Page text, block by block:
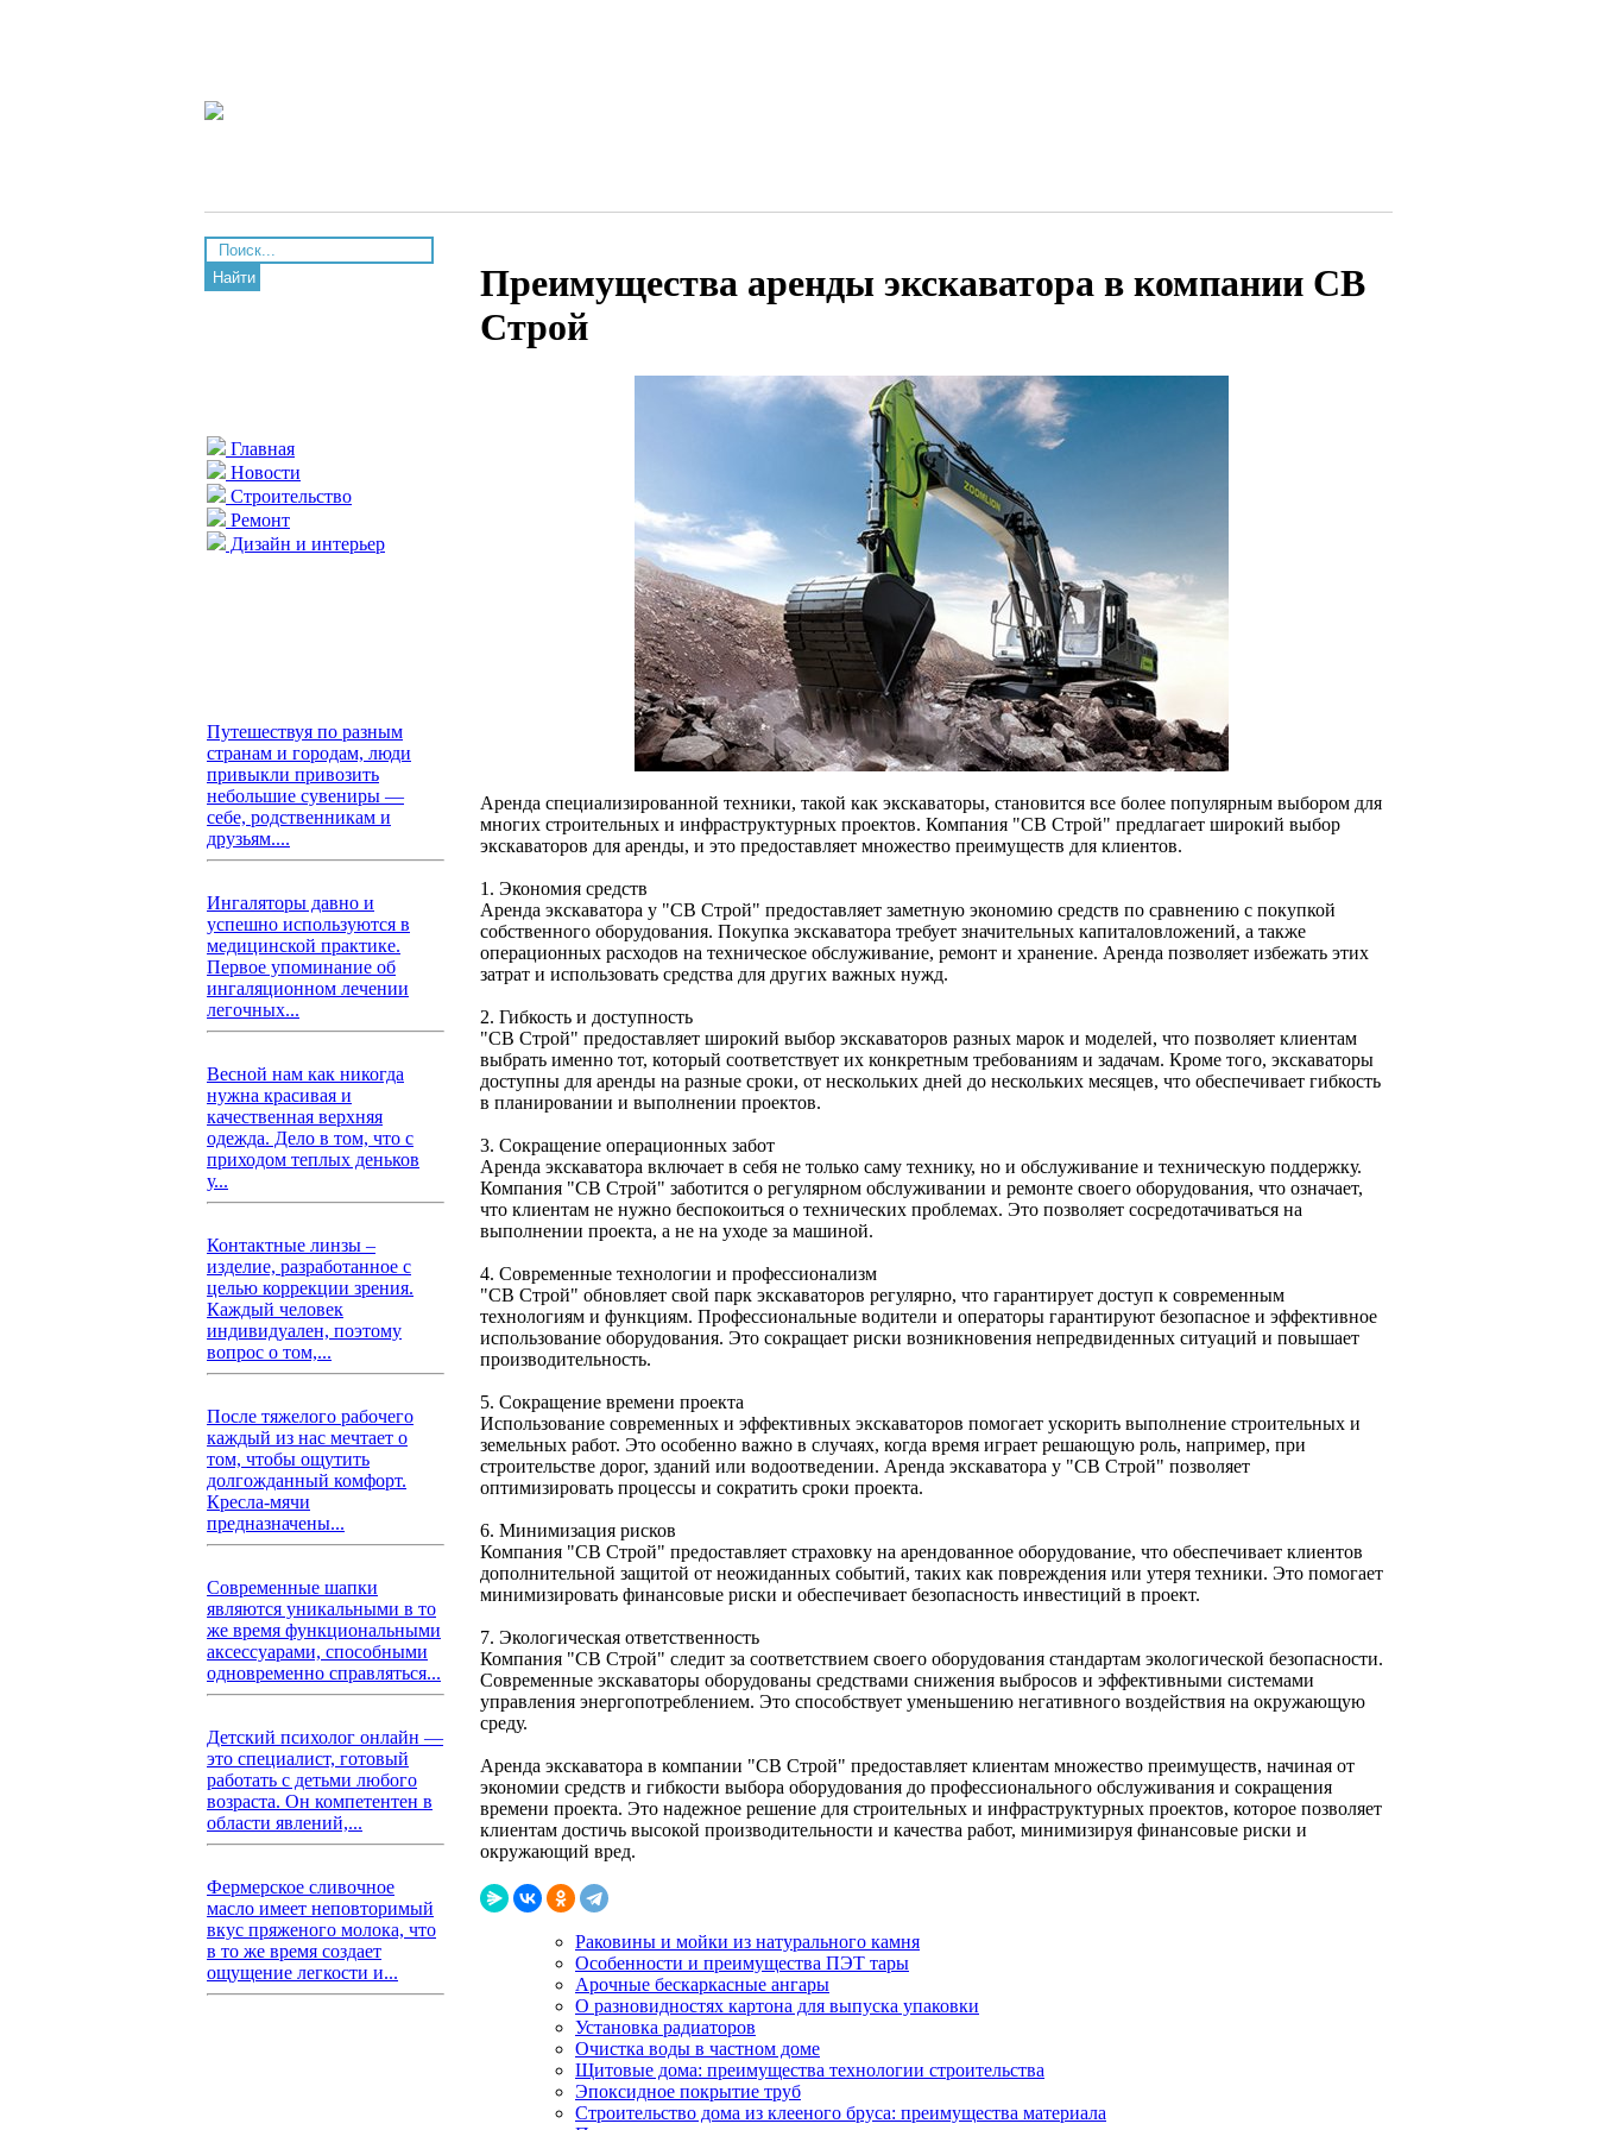
Найти
Главная
Новости
Строительство
Ремонт
Дизайн и интерьер
Путешествуя по разным
странам и городам, люди
привыкли привозить
небольшие сувениры —
себе, родственникам и
друзьям....
Ингаляторы давно и
успешно используются в
медицинской практике.
Первое упоминание об
ингаляционном лечении
легочных...
Весной нам как никогда
нужна красивая и
качественная верхняя
одежда. Дело в том, что с
приходом теплых деньков
у...
Контактные линзы –
изделие, разработанное с
целью коррекции зрения.
Каждый человек
индивидуален, поэтому
вопрос о том,...
После тяжелого рабочего
каждый из нас мечтает о
том, чтобы ощутить
долгожданный комфорт.
Кресла-мячи
предназначены...
Современные шапки
являются уникальными в то
же время функциональными
аксессуарами, способными
одновременно справляться...
Детский психолог онлайн —
это специалист, готовый
работать с детьми любого
возраста. Он компетентен в
области явлений,...
Фермерское сливочное
масло имеет неповторимый
вкус пряженого молока, что
в то же время создает
ощущение легкости и...
Преимущества аренды экскаватора в компании СВ
Строй
Аренда специализированной техники, такой как экскаваторы, становится все более популярным выбором для
многих строительных и инфраструктурных проектов. Компания "СВ Строй" предлагает широкий выбор
экскаваторов для аренды, и это предоставляет множество преимуществ для клиентов.
1. Экономия средств
Аренда экскаватора у "СВ Строй" предоставляет заметную экономию средств по сравнению с покупкой
собственного оборудования. Покупка экскаватора требует значительных капиталовложений, а также
операционных расходов на техническое обслуживание, ремонт и хранение. Аренда позволяет избежать этих
затрат и использовать средства для других важных нужд.
2. Гибкость и доступность
"СВ Строй" предоставляет широкий выбор экскаваторов разных марок и моделей, что позволяет клиентам
выбрать именно тот, который соответствует их конкретным требованиям и задачам. Кроме того, экскаваторы
доступны для аренды на разные сроки, от нескольких дней до нескольких месяцев, что обеспечивает гибкость
в планировании и выполнении проектов.
3. Сокращение операционных забот
Аренда экскаватора включает в себя не только саму технику, но и обслуживание и техническую поддержку.
Компания "СВ Строй" заботится о регулярном обслуживании и ремонте своего оборудования, что означает,
что клиентам не нужно беспокоиться о технических проблемах. Это позволяет сосредотачиваться на
выполнении проекта, а не на уходе за машиной.
4. Современные технологии и профессионализм
"СВ Строй" обновляет свой парк экскаваторов регулярно, что гарантирует доступ к современным
технологиям и функциям. Профессиональные водители и операторы гарантируют безопасное и эффективное
использование оборудования. Это сокращает риски возникновения непредвиденных ситуаций и повышает
производительность.
5. Сокращение времени проекта
Использование современных и эффективных экскаваторов помогает ускорить выполнение строительных и
земельных работ. Это особенно важно в случаях, когда время играет решающую роль, например, при
строительстве дорог, зданий или водоотведении. Аренда экскаватора у "СВ Строй" позволяет
оптимизировать процессы и сократить сроки проекта.
6. Минимизация рисков
Компания "СВ Строй" предоставляет страховку на арендованное оборудование, что обеспечивает клиентов
дополнительной защитой от неожиданных событий, таких как повреждения или утеря техники. Это помогает
минимизировать финансовые риски и обеспечивает безопасность инвестиций в проект.
7. Экологическая ответственность
Компания "СВ Строй" следит за соответствием своего оборудования стандартам экологической безопасности.
Современные экскаваторы оборудованы средствами снижения выбросов и эффективными системами
управления энергопотреблением. Это способствует уменьшению негативного воздействия на окружающую
среду.
Аренда экскаватора в компании "СВ Строй" предоставляет клиентам множество преимуществ, начиная от
экономии средств и гибкости выбора оборудования до профессионального обслуживания и сокращения
времени проекта. Это надежное решение для строительных и инфраструктурных проектов, которое позволяет
клиентам достичь высокой производительности и качества работ, минимизируя финансовые риски и
окружающий вред.
Раковины и мойки из натурального камня
Особенности и преимущества ПЭТ тары
Арочные бескаркасные ангары
О разновидностях картона для выпуска упаковки
Установка радиаторов
Очистка воды в частном доме
Щитовые дома: преимущества технологии строительства
Эпоксидное покрытие труб
Строительство дома из клееного бруса: преимущества материала